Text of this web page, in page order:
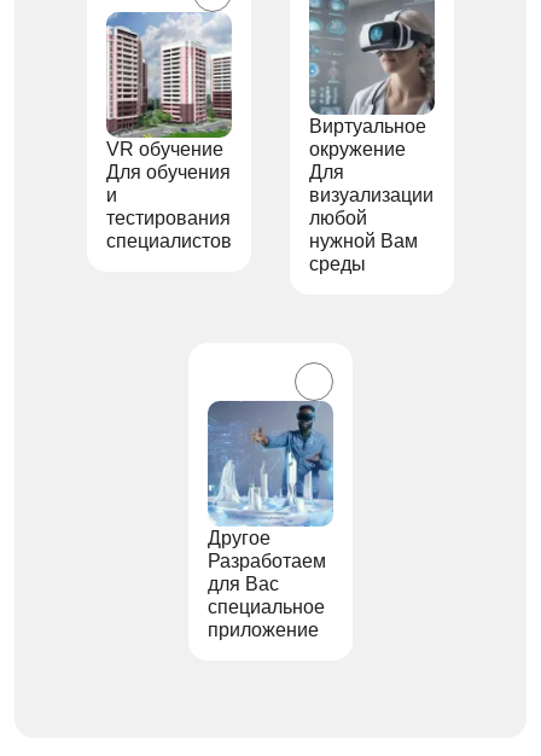
VR обучение
Для обучения
и
тестирования
специалистов
Виртуальное
окружение
Для
визуализации
любой
нужной Вам
среды
Другое
Разработаем
для Вас
специальное
приложение